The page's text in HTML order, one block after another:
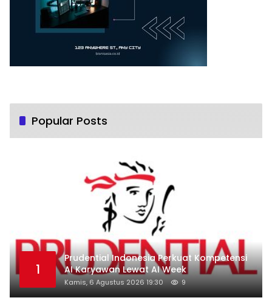
Popular Posts
1
Prudential Indonesia Perkuat Kompetensi
AI Karyawan Lewat AI Week
Kamis, 6 Agustus 2026 19:30 9